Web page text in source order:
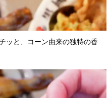
ッと、コーン由来の独特の香